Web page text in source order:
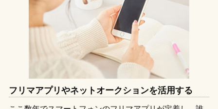
フリマアプリやネットオークションを活用する